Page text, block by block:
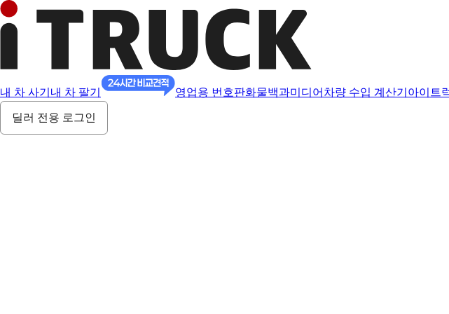
내 차 사기 내 차 팔기 영업용 번호판화물백과미디어 차량 수입 계산기 아이트
딜러 전용 로그인